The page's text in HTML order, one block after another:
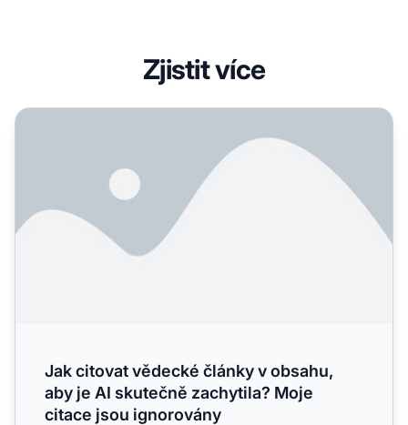
Zjistit více
Jak citovat vědecké články v obsahu, aby je AI skutečně
Jak citovat vědecké články v obsahu,
aby je AI skutečně zachytila? Moje
citace jsou ignorovány